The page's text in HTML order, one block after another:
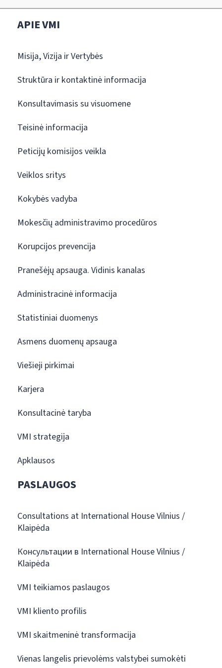
APIE VMI
Misija, Vizija ir Vertybės
Struktūra ir kontaktinė informacija
Konsultavimasis su visuomene
Teisinė informacija
Peticijų komisijos veikla
Veiklos sritys
Kokybės vadyba
Mokesčių administravimo procedūros
Korupcijos prevencija
Pranešėjų apsauga. Vidinis kanalas
Administracinė informacija
Statistiniai duomenys
Asmens duomenų apsauga
Viešieji pirkimai
Karjera
Konsultacinė taryba
VMI strategija
Apklausos
PASLAUGOS
Consultations at International House Vilnius /
Klaipėda
Консультации в International House Vilnius /
Klaipėda
VMI teikiamos paslaugos
VMI kliento profilis
VMI skaitmeninė transformacija
Vienas langelis prievolėms valstybei sumokėti